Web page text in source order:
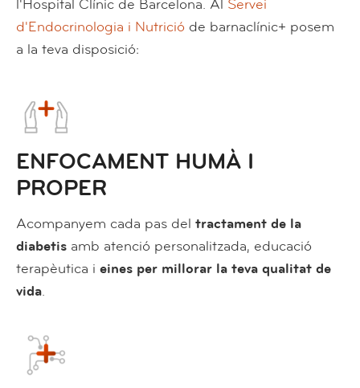
l'Hospital Clínic de Barcelona. Al Servei
d'Endocrinologia i Nutrició de barnaclínic+ posem
a la teva disposició:
ENFOCAMENT HUMÀ I
PROPER
Acompanyem cada pas del tractament de la
diabetis amb atenció personalitzada, educació
terapèutica i eines per millorar la teva qualitat de
vida.